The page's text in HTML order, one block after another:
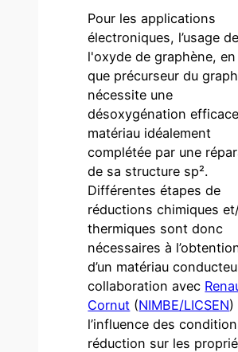
Pour les applications
électroniques, l’usage de
l'oxyde de graphène,
que précurseur du
nécessite une
désoxygénation
matériau idéalement
complétée par une
de sa structure sp².
Différentes étapes de
réductions chimiques
thermiques sont donc
nécessaires à
d’un matériau
collaboration avec
Cornut (NIMBE/LICSEN)
l’influence des
réduction sur les